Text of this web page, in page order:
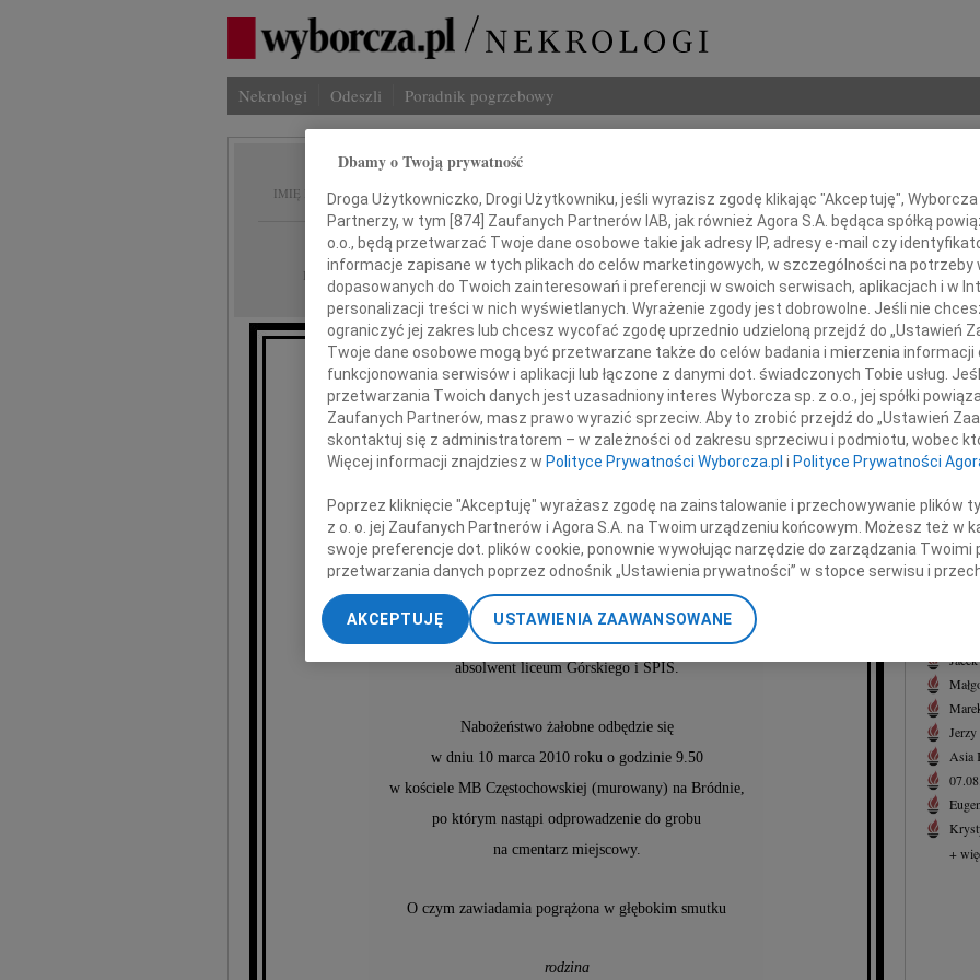
Nekrologi Odeszli Poradnik pogrzebowy
IMIĘ I NAZWISKO: Stanisław Bukowski
REGION: Warszawa
DATA EMISJI: 06.03.2010
W dniu 3 marca 2010 roku zmarł,
przeżywszy 86 lat
Stanisław Bukowski
Wieloletni dyrektor ekonomiczny "Polfa-Tarchomin",
absolwent liceum Górskiego i SPIS.
Nabożeństwo żałobne odbędzie się
w dniu 10 marca 2010 roku o godzinie 9.50
w kościele MB Częstochowskiej (murowany) na Bródnie,
po którym nastąpi odprowadzenie do grobu
na cmentarz miejscowy.
O czym zawiadamia pogrążona w głębokim smutku
rodzina
INNE
W
Z
Ewa
W
Z
+
Asia
+
Dbamy o Twoją prywatność
Droga Użytkowniczko, Drogi Użytkowniku, jeśli wyrazisz zgodę klikając "Akceptuję",
Partnerzy, w tym [874] Zaufanych Partnerów IAB, jak również Agora S.A. będąca spółką
o.o., będą przetwarzać Twoje dane osobowe takie jak adresy IP, adresy e-mail czy
informacje zapisane w tych plikach do celów marketingowych, w szczególności na potrzeby
dopasowanych do Twoich zainteresowań i preferencji w swoich serwisach, aplikacjach i w
personalizacji treści w nich wyświetlanych. Wyrażenie zgody jest dobrowolne. Jeśli nie
ograniczyć jej zakres lub chcesz wycofać zgodę uprzednio udzieloną przejdź do „Ustawień
Twoje dane osobowe mogą być przetwarzane także do celów badania i mierzenia
funkcjonowania serwisów i aplikacji lub łączone z danymi dot. świadczonych Tobie usług.
przetwarzania Twoich danych jest uzasadniony interes Wyborcza sp. z o.o., jej spółki
Zaufanych Partnerów, masz prawo wyrazić sprzeciw. Aby to zrobić przejdź do „Ustawień
skontaktuj się z administratorem – w zależności od zakresu sprzeciwu i podmiotu, wobec
Więcej informacji znajdziesz w Polityce Prywatności Wyborcza.pl i Polityce Prywatności
Poprzez kliknięcie "Akceptuję" wyrażasz zgodę na zainstalowanie i przechowywanie plików
z o. o. jej Zaufanych Partnerów i Agora S.A. na Twoim urządzeniu końcowym. Możesz też w
swoje preferencje dot. plików cookie, ponownie wywołując narzędzie do zarządzania Twoimi
przetwarzania danych poprzez odnośnik „Ustawienia prywatności” w stopce serwisu i
„Ustawienia zaawansowane”. Zmiana ustawień plików cookie możliwa jest także za pomocą
My, nasi Zaufani Partnerzy i Agora S.A. możemy przetwarzać dane osobowe w
dokładnych danych geolokalizacyjnych. Aktywne skanowanie charakterystyki urządzenia do
Przechowywanie informacji na urządzeniu lub dostęp do nich. Spersonalizowane reklamy i
USTAWIENIA ZAAWANSOWANE
AKCEPTUJĘ